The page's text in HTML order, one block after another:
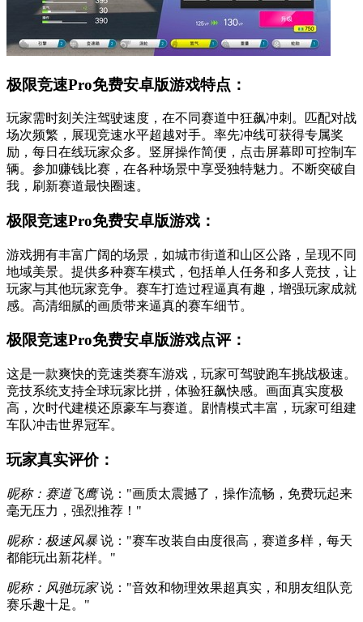
极限竞速Pro免费安卓版游戏特点：
玩家需时刻关注驾驶速度，在不同赛道中狂飙冲刺。匹配对战
场次频繁，展现竞速水平超越对手。率先冲线可获得专属奖
励，每日在线玩家众多。竖屏操作简便，点击屏幕即可控制车
辆。参加赚钱比赛，在各种场景中享受独特魅力。不断突破自
我，刷新赛道最快圈速。
极限竞速Pro免费安卓版游戏：
游戏拥有丰富广阔的场景，如城市街道和山区公路，呈现不同
地域美景。提供多种赛车模式，包括单人任务和多人竞技，让
玩家与其他玩家竞争。赛车打造过程逼真有趣，增强玩家成就
感。高清细腻的画质带来逼真的赛车细节。
极限竞速Pro免费安卓版游戏点评：
这是一款爽快的竞速类赛车游戏，玩家可驾驶跑车挑战极速。
竞技系统支持全球玩家比拼，体验狂飙快感。画面真实度极
高，次时代建模还原豪车与赛道。剧情模式丰富，玩家可组建
车队冲击世界冠军。
玩家真实评价：
昵称：赛道飞鹰说："画质太震撼了，操作流畅，免费玩起来
毫无压力，强烈推荐！"
昵称：极速风暴说："赛车改装自由度很高，赛道多样，每天
都能玩出新花样。"
昵称：风驰玩家说："音效和物理效果超真实，和朋友组队竞
赛乐趣十足。"